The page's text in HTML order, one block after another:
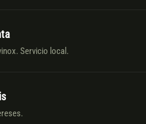
Servicio local.